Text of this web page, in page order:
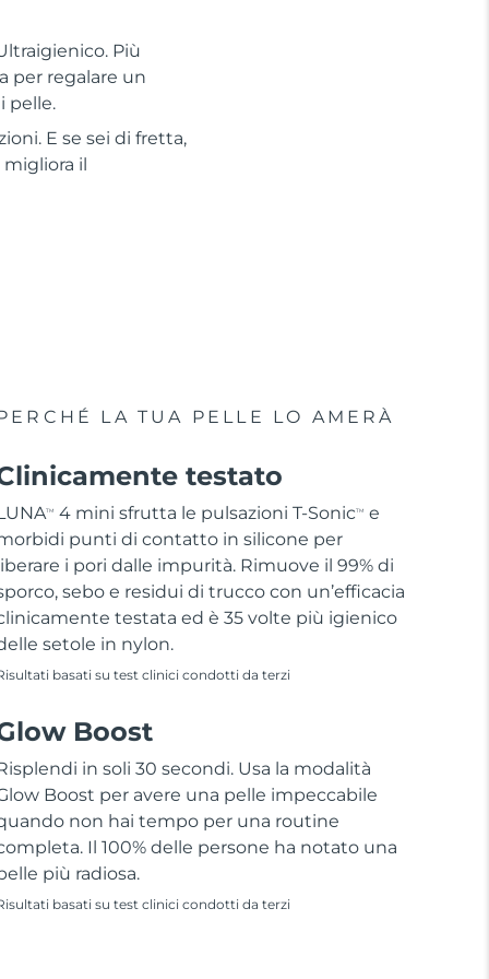
Più
per regalare un
pelle.
E se sei di fretta,
il
LA TUA PELLE LO AMERÀ
testato
TM 4 mini sfrutta le pulsazioni T-SonicTM
e
punti di contatto in silicone per
i pori dalle impurità. Rimuove il 99% di
sebo e residui di trucco con un’efficacia
testata ed è 35 volte più igienico
setole in nylon.
basati su test clinici condotti da terzi
Boost
in soli 30 secondi. Usa la modalità
Boost per avere una pelle impeccabile
non hai tempo per una routine
Il 100% delle persone ha notato una
più radiosa.
basati su test clinici condotti da terzi